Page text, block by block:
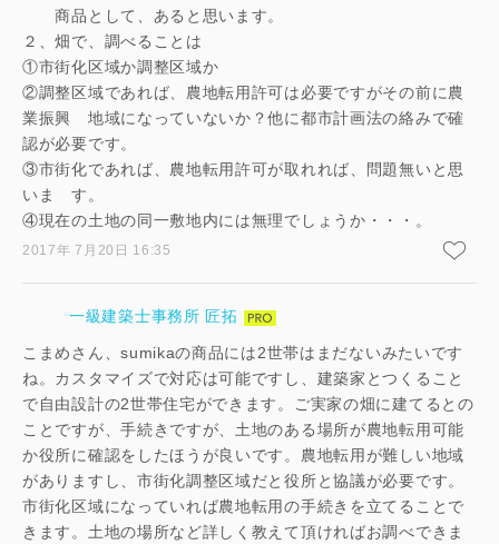
商品として、あると思います。
２、畑で、調べることは
①市街化区域か調整区域か
②調整区域であれば、農地転用許可は必要ですがその前に農
業振興 地域になっていないか？他に都市計画法の絡みで確
認が必要です。
③市街化であれば、農地転用許可が取れれば、問題無いと思
いま す。
④現在の土地の同一敷地内には無理でしょうか・・・。
2017年 7月20日 16:35
一級建築士事務所 匠拓
こまめさん、sumikaの商品には2世帯はまだないみたいです
ね。カスタマイズで対応は可能ですし、建築家とつくること
で自由設計の2世帯住宅ができます。ご実家の畑に建てるとの
ことですが、手続きですが、土地のある場所が農地転用可能
か役所に確認をしたほうが良いです。農地転用が難しい地域
がありますし、市街化調整区域だと役所と協議が必要です。
市街化区域になっていれば農地転用の手続きを立てることで
きます。土地の場所など詳しく教えて頂ければお調べできま
SuMiKaにユーザー登録する
ログイン